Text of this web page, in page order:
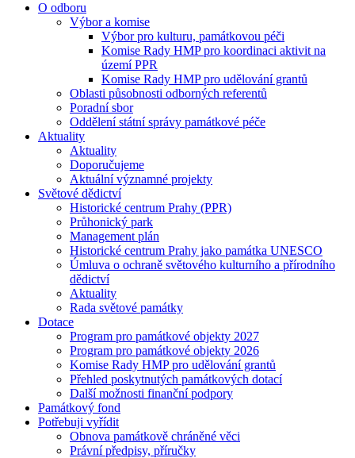
O odboru
Výbor a komise
Výbor pro kulturu, památkovou péči
Komise Rady HMP pro koordinaci aktivit na
území PPR
Komise Rady HMP pro udělování grantů
Oblasti působnosti odborných referentů
Poradní sbor
Oddělení státní správy památkové péče
Aktuality
Aktuality
Doporučujeme
Aktuální významné projekty
Světové dědictví
Historické centrum Prahy (PPR)
Průhonický park
Management plán
Historické centrum Prahy jako památka UNESCO
Úmluva o ochraně světového kulturního a přírodního
dědictví
Aktuality
Rada světové památky
Dotace
Program pro památkové objekty 2027
Program pro památkové objekty 2026
Komise Rady HMP pro udělování grantů
Přehled poskytnutých památkových dotací
Další možnosti finanční podpory
Památkový fond
Potřebuji vyřídit
Obnova památkově chráněné věci
Právní předpisy, příručky